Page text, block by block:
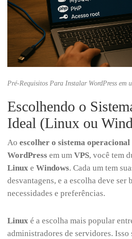
Pré-Requisitos Para Instalar WordPress em
Escolhendo o
Ideal (Linux ou
Ao escolher o sistema operacional
WordPress em um VPS, você tem
Linux e Windows. Cada um tem
desvantagens, e a escolha deve ser
necessidades e preferências.
Linux é a escolha mais popular
administradores de servidores. Isso